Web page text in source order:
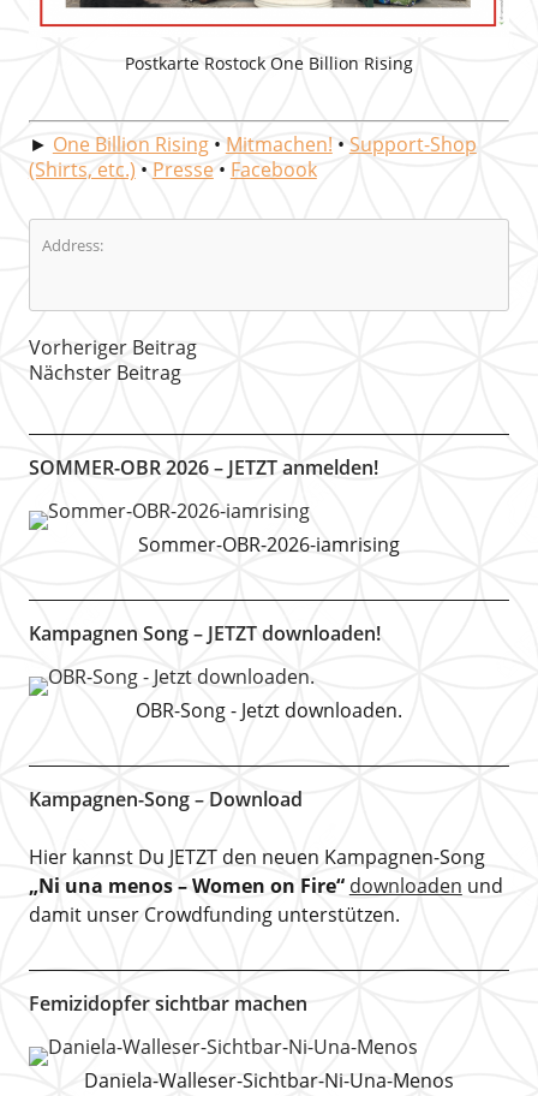
Postkarte Rostock One Billion Rising
► One Billion Rising• Mitmachen! • Support-Shop
(Shirts, etc.) • Presse• Facebook
Address:
Vorheriger Beitrag
Nächster Beitrag
SOMMER-OBR 2026 – JETZT anmelden!
Sommer-OBR-2026-iamrising
Kampagnen Song – JETZT downloaden!
OBR-Song - Jetzt downloaden.
Kampagnen-Song – Download
Hier kannst Du JETZT den neuen Kampagnen-Song
„Ni una menos – Women on Fire“ downloaden und
damit unser Crowdfunding unterstützen.
Femizidopfer sichtbar machen
Daniela-Walleser-Sichtbar-Ni-Una-Menos